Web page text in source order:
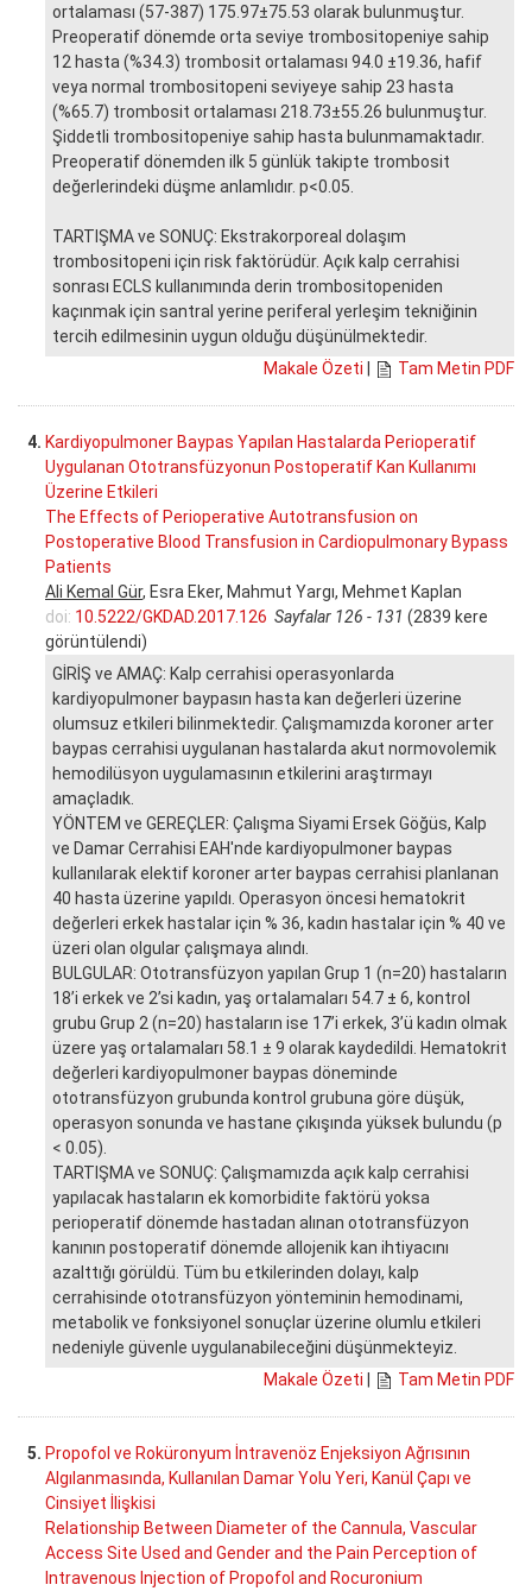
ortalaması (57-387) 175.97±75.53 olarak bulunmuştur.
Preoperatif dönemde orta seviye trombositopeniye sahip
12 hasta (%34.3) trombosit ortalaması 94.0 ±19.36, hafif
veya normal trombositopeni seviyeye sahip 23 hasta
(%65.7) trombosit ortalaması 218.73±55.26 bulunmuştur.
Şiddetli trombositopeniye sahip hasta bulunmamaktadır.
Preoperatif dönemden ilk 5 günlük takipte trombosit
değerlerindeki düşme anlamlıdır. p<0.05.
TARTIŞMA ve SONUÇ: Ekstrakorporeal dolaşım
trombositopeni için risk faktörüdür. Açık kalp cerrahisi
sonrası ECLS kullanımında derin trombositopeniden
kaçınmak için santral yerine periferal yerleşim tekniğinin
tercih edilmesinin uygun olduğu düşünülmektedir.
Makale Özeti | Tam Metin PDF
4. Kardiyopulmoner Baypas Yapılan Hastalarda Perioperatif
Uygulanan Ototransfüzyonun Postoperatif Kan Kullanımı
Üzerine Etkileri
The Effects of Perioperative Autotransfusion on
Postoperative Blood Transfusion in Cardiopulmonary Bypass
Patients
Ali Kemal Gür, Esra Eker, Mahmut Yargı, Mehmet Kaplan
doi: 10.5222/GKDAD.2017.126 Sayfalar 126 - 131 (2839 kere
görüntülendi)
GİRİŞ ve AMAÇ: Kalp cerrahisi operasyonlarda
kardiyopulmoner baypasın hasta kan değerleri üzerine
olumsuz etkileri bilinmektedir. Çalışmamızda koroner arter
baypas cerrahisi uygulanan hastalarda akut normovolemik
hemodilüsyon uygulamasının etkilerini araştırmayı
amaçladık.
YÖNTEM ve GEREÇLER: Çalışma Siyami Ersek Göğüs, Kalp
ve Damar Cerrahisi EAH'nde kardiyopulmoner baypas
kullanılarak elektif koroner arter baypas cerrahisi planlanan
40 hasta üzerine yapıldı. Operasyon öncesi hematokrit
değerleri erkek hastalar için % 36, kadın hastalar için % 40 ve
üzeri olan olgular çalışmaya alındı.
BULGULAR: Ototransfüzyon yapılan Grup 1 (n=20) hastaların
18’i erkek ve 2’si kadın, yaş ortalamaları 54.7 ± 6, kontrol
grubu Grup 2 (n=20) hastaların ise 17’i erkek, 3’ü kadın olmak
üzere yaş ortalamaları 58.1 ± 9 olarak kaydedildi. Hematokrit
değerleri kardiyopulmoner baypas döneminde
ototransfüzyon grubunda kontrol grubuna göre düşük,
operasyon sonunda ve hastane çıkışında yüksek bulundu (p
< 0.05).
TARTIŞMA ve SONUÇ: Çalışmamızda açık kalp cerrahisi
yapılacak hastaların ek komorbidite faktörü yoksa
perioperatif dönemde hastadan alınan ototransfüzyon
kanının postoperatif dönemde allojenik kan ihtiyacını
azalttığı görüldü. Tüm bu etkilerinden dolayı, kalp
cerrahisinde ototransfüzyon yönteminin hemodinami,
metabolik ve fonksiyonel sonuçlar üzerine olumlu etkileri
nedeniyle güvenle uygulanabileceğini düşünmekteyiz.
Makale Özeti | Tam Metin PDF
5. Propofol ve Roküronyum İntravenöz Enjeksiyon Ağrısının
Algılanmasında, Kullanılan Damar Yolu Yeri, Kanül Çapı ve
Cinsiyet İlişkisi
Relationship Between Diameter of the Cannula, Vascular
Access Site Used and Gender and the Pain Perception of
Intravenous Injection of Propofol and Rocuronium